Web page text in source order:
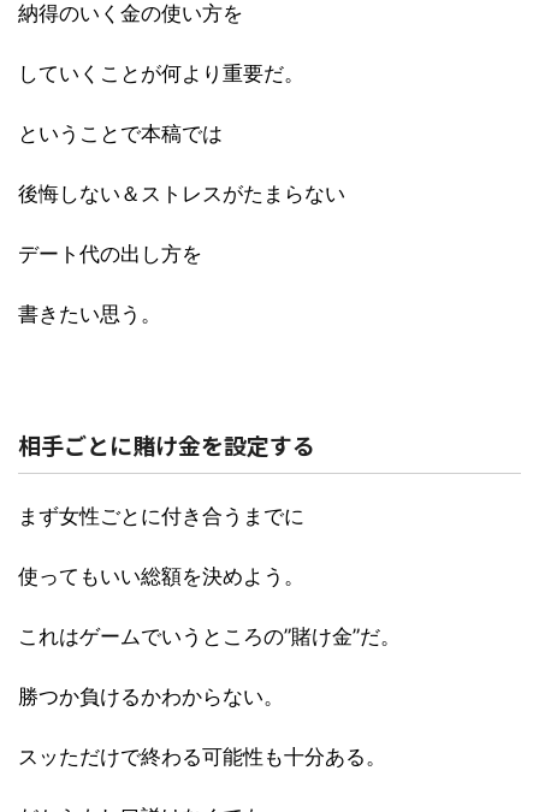
納得のいく金の使い方を
していくことが何より重要だ。
ということで本稿では
後悔しない＆ストレスがたまらない
デート代の出し方を
書きたい思う。
相手ごとに賭け金を設定する
まず女性ごとに付き合うまでに
使ってもいい総額を決めよう。
これはゲームでいうところの”賭け金”だ。
勝つか負けるかわからない。
スッただけで終わる可能性も十分ある。